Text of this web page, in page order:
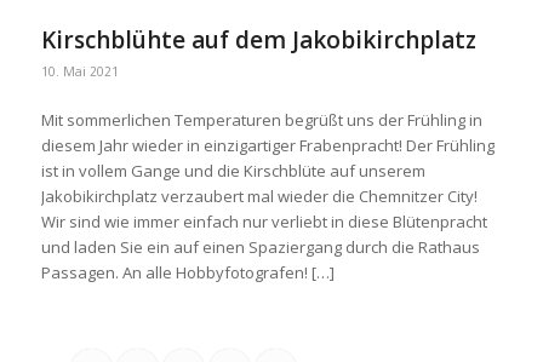
Kirschblühte auf dem Jakobikirchplatz
10. Mai 2021
Mit sommerlichen Temperaturen begrüßt uns der Frühling in
diesem Jahr wieder in einzigartiger Frabenpracht! Der Frühling
ist in vollem Gange und die Kirschblüte auf unserem
Jakobikirchplatz verzaubert mal wieder die Chemnitzer City!
Wir sind wie immer einfach nur verliebt in diese Blütenpracht
und laden Sie ein auf einen Spaziergang durch die Rathaus
Passagen. An alle Hobbyfotografen! […]